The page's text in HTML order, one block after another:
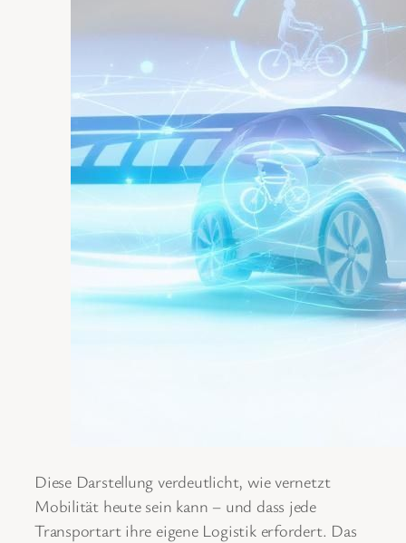
Diese Darstellung verdeutlicht, wie vernetzt
Mobilität heute sein kann – und dass jede
Transportart ihre eigene Logistik erfordert. Das